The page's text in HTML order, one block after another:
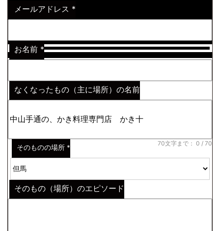
メールアドレス *
お名前 *
なくなったもの（主に場所）の名前
70文字まで： 0 / 70
そのものの場所 *
そのもの（場所）のエピソード